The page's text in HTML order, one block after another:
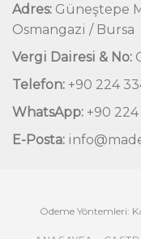
Adres: Güneştepe
Osmangazi / Bursa
Vergi Dairesi & No:
Telefon: +90 224
WhatsApp: +90 224
E-Posta:
Ödeme Yöntemleri: